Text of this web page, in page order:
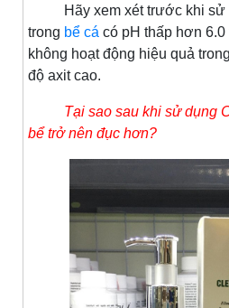
Hãy xem xét trước khi sử
trong bể cá có pH thấp hơn
không hoạt động hiệu quả
độ axit cao.
Tại sao sau khi sử dụng
bể trở nên đục hơn?